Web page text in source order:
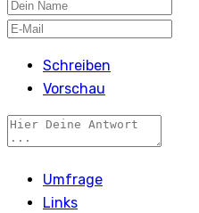
Schreiben
Vorschau
Umfrage
Links